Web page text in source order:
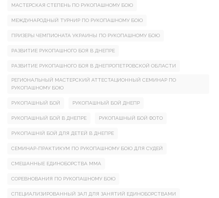
МАСТЕРСКАЯ СТЕПЕНЬ ПО РУКОПАШНОМУ БОЮ
МЕЖДУНАРОДНЫЙ ТУРНИР ПО РУКОПАШНОМУ БОЮ
ПРИЗЕРЫ ЧЕМПИОНАТА УКРАИНЫ ПО РУКОПАШНОМУ БОЮ
РАЗВИТИЕ РУКОПАШНОГО БОЯ В ДНЕПРЕ
РАЗВИТИЕ РУКОПАШНОГО БОЯ В ДНЕПРОПЕТРОВСКОЙ ОБЛАСТИ
РЕГИОНАЛЬНЫЙ МАСТЕРСКИЙ АТТЕСТАЦИОННЫЙ СЕМИНАР ПО
РУКОПАШНОМУ БОЮ
РУКОПАШНЫЙ БОЙ РУКОПАШНЫЙ БОЙ ДНЕПР
РУКОПАШНЫЙ БОЙ В ДНЕПРЕ РУКОПАШНЫЙ БОЙ ФОТО
РУКОПАШНІЙ БОЙ ДЛЯ ДЕТЕЙ В ДНЕПРЕ
СЕМИНАР-ПРАКТИКУМ ПО РУКОПАШНОМУ БОЮ ДЛЯ СУДЕЙ
СМЕШАННЫЕ ЕДИНОБОРСТВА ММА
СОРЕВНОВАНИЯ ПО РУКОПАШНОМУ БОЮ
СПЕЦИАЛИЗИРОВАННЫЙ ЗАЛ ДЛЯ ЗАНЯТИЙ ЕДИНОБОРСТВАМИ